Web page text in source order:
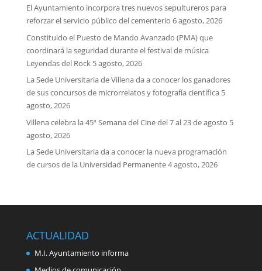
El Ayuntamiento incorpora tres nuevos sepultureros para
reforzar el servicio público del cementerio 6 agosto, 2026
Constituido el Puesto de Mando Avanzado (PMA) que
coordinará la seguridad durante el festival de música
Leyendas del Rock 5 agosto, 2026
La Sede Universitaria de Villena da a conocer los ganadores
de sus concursos de microrrelatos y fotografía científica 5
agosto, 2026
Villena celebra la 45ª Semana del Cine del 7 al 23 de agosto 5
agosto, 2026
La Sede Universitaria da a conocer la nueva programación
de cursos de la Universidad Permanente4 agosto, 2026
ACTUALIDAD
M.I. Ayuntamiento informa